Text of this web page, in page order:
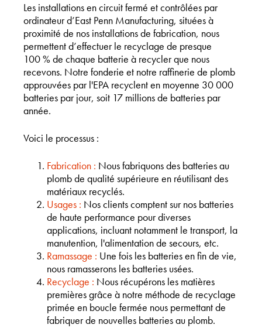
Les installations en circuit fermé et contrôlées par
ordinateur d’East Penn Manufacturing, situées à
proximité de nos installations de fabrication, nous
permettent d’effectuer le recyclage de presque
100 % de chaque batterie à recycler que nous
recevons. Notre fonderie et notre raffinerie de plomb
approuvées par l'EPA recyclent en moyenne 30 000
batteries par jour, soit 17 millions de batteries par
année.
Voici le processus :
Fabrication : Nous fabriquons des batteries au
plomb de qualité supérieure en réutilisant des
matériaux recyclés.
Usages : Nos clients comptent sur nos batteries
de haute performance pour diverses
applications, incluant notamment le transport, la
manutention, l'alimentation de secours, etc.
Ramassage : Une fois les batteries en fin de vie,
nous ramasserons les batteries usées.
Recyclage : Nous récupérons les matières
premières grâce à notre méthode de recyclage
primée en boucle fermée nous permettant de
fabriquer de nouvelles batteries au plomb.